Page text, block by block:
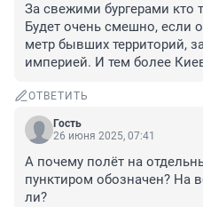
За свежими бургерами кто
Будет очень смешно, если
метр бывших территорий,
империей. И тем более
ОТВЕТИТЬ
Гость
26 июня 2025, 07:41
А почему полёт на
пунктиром обозначен? На
ли?